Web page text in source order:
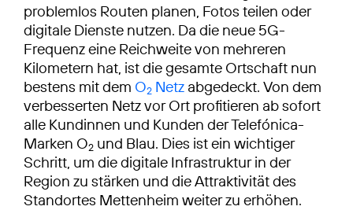
problemlos Routen planen, Fotos teilen oder
digitale Dienste nutzen. Da die neue 5G-
Frequenz eine Reichweite von mehreren
Kilometern hat, ist die gesamte Ortschaft nun
bestens mit dem O2 Netz abgedeckt. Von dem
verbesserten Netz vor Ort profitieren ab sofort
alle Kundinnen und Kunden der Telefónica-
Marken O2 und Blau. Dies ist ein wichtiger
Schritt, um die digitale Infrastruktur in der
Region zu stärken und die Attraktivität des
Standortes Mettenheim weiter zu erhöhen.